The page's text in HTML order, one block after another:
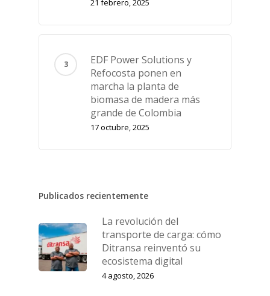
21 febrero, 2025
EDF Power Solutions y
Refocosta ponen en
marcha la planta de
biomasa de madera más
grande de Colombia
17 octubre, 2025
Publicados recientemente
La revolución del
transporte de carga: cómo
Ditransa reinventó su
ecosistema digital
4 agosto, 2026